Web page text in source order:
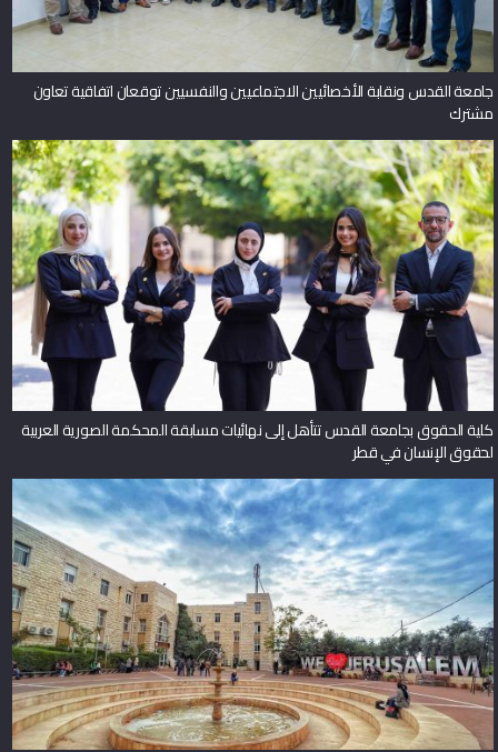
جامعة القدس ونقابة الأخصائيين الاجتماعيين والنفسيين توقعان اتفاقية تعاون
مشترك
كلية الحقوق بجامعة القدس تتأهل إلى نهائيات مسابقة المحكمة الصورية العربية
لحقوق الإنسان في قطر